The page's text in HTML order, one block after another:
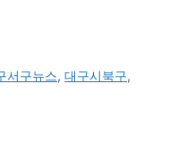
서구뉴스,대구시북구,